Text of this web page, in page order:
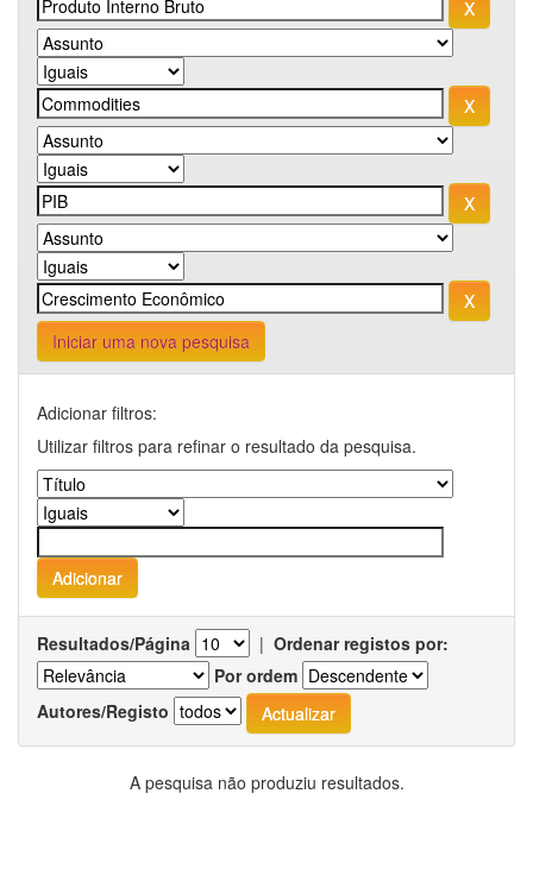
Iniciar uma nova pesquisa
Adicionar filtros:
Utilizar filtros para refinar o resultado da pesquisa.
Resultados/Página | Ordenar registos por:
Por ordem
Autores/Registo
A pesquisa não produziu resultados.